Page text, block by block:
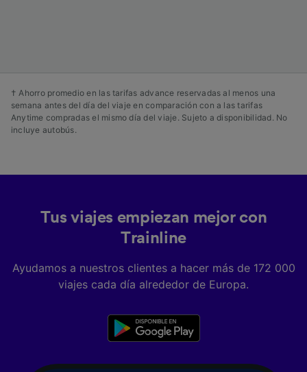
† Ahorro promedio en las tarifas advance reservadas al menos una
semana antes del día del viaje en comparación con a las tarifas
Anytime compradas el mismo día del viaje. Sujeto a disponibilidad. No
incluye autobús.
Tus viajes empiezan mejor con
Trainline
Ayudamos a nuestros clientes a hacer más de 172 000
viajes cada día alrededor de Europa.
Lista de asociados (proveedores)